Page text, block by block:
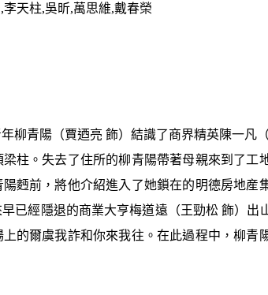
李天柱,吳昕,萬思維,戴春榮
柳青陽（賈迺亮 飾）結識了商界精英陳一凡
柱。失去了住所的柳青陽帶著母親來到了工
陽麪前，將他介紹進入了她鎖在的明德房
已經隱退的商業大亨梅道遠（王勁松 飾）出
的爾虞我詐和你來我往。在此過程中，柳青